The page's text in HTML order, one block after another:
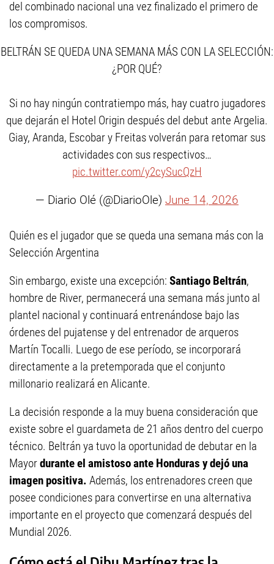
del combinado nacional una vez finalizado el primero de
los compromisos.
BELTRÁN SE QUEDA UNA SEMANA MÁS CON LA SELECCIÓN:
¿POR QUÉ?
Si no hay ningún contratiempo más, hay cuatro jugadores
que dejarán el Hotel Origin después del debut ante Argelia.
Giay, Aranda, Escobar y Freitas volverán para retomar sus
actividades con sus respectivos…
pic.twitter.com/y2cySucQzH
— Diario Olé (@DiarioOle) June 14, 2026
Quién es el jugador que se queda una semana más con la
Selección Argentina
Sin embargo, existe una excepción: Santiago Beltrán,
hombre de River, permanecerá una semana más junto al
plantel nacional y continuará entrenándose bajo las
órdenes del pujatense y del entrenador de arqueros
Martín Tocalli. Luego de ese período, se incorporará
directamente a la pretemporada que el conjunto
millonario realizará en Alicante.
La decisión responde a la muy buena consideración que
existe sobre el guardameta de 21 años dentro del cuerpo
técnico. Beltrán ya tuvo la oportunidad de debutar en la
Mayordurante el amistoso ante Honduras y dejó una
imagen positiva. Además, los entrenadores creen que
posee condiciones para convertirse en una alternativa
importante en el proyecto que comenzará después del
Mundial 2026.